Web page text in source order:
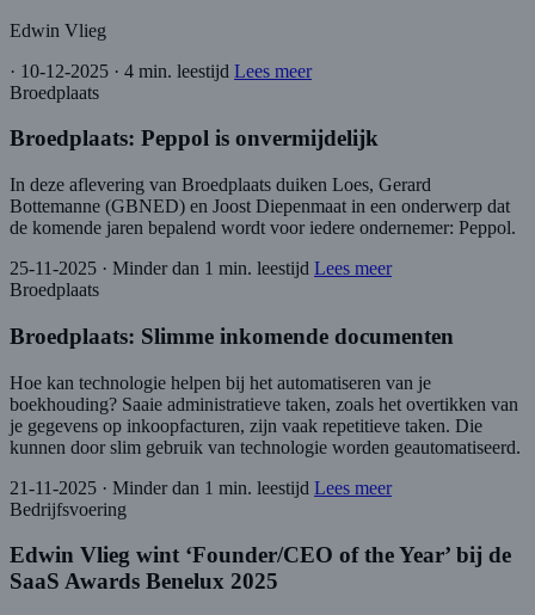
Edwin Vlieg
· 10-12-2025 · 4 min. leestijd Lees meer
Broedplaats
Broedplaats: Peppol is onvermijdelijk
In deze aflevering van Broedplaats duiken Loes, Gerard
Bottemanne (GBNED) en Joost Diepenmaat in een onderwerp dat
de komende jaren bepalend wordt voor iedere ondernemer: Peppol.
25-11-2025 · Minder dan 1 min. leestijd Lees meer
Broedplaats
Broedplaats: Slimme inkomende documenten
Hoe kan technologie helpen bij het automatiseren van je
boekhouding? Saaie administratieve taken, zoals het overtikken van
je gegevens op inkoopfacturen, zijn vaak repetitieve taken. Die
kunnen door slim gebruik van technologie worden geautomatiseerd.
21-11-2025 · Minder dan 1 min. leestijd Lees meer
Bedrijfsvoering
Edwin Vlieg wint ‘Founder/CEO of the Year’ bij de
SaaS Awards Benelux 2025